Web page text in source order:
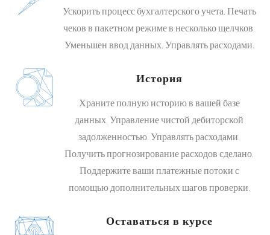
Ускорить процесс бухгалтерского учета. Печать
чеков в пакетном режиме в несколько щелчков.
Уменьшен ввод данных. Управлять расходами.
История
Храните полную историю в вашей базе
данных. Управление чистой дебиторской
задолженностью. Управлять расходами.
Получить прогнозирование расходов сделано.
Поддержите ваши платежные потоки с
помощью дополнительных шагов проверки.
Оставаться в курсе